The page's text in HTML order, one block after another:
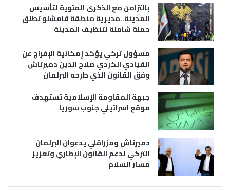
بالتزامن مع الذكرى المئوية لتأسيس
المدينة..مديرية منطقة قامشلو تطلق
حملة شاملة لتنظيف المدينة
مسؤول تركي يؤكد إمكانية الإفراج عن
القيادي الكردي صلاح الدين دميرتاش
وفق القانون الذي طرحه البرلمان
جبهة المقاومة الإسلامية تستهدف
موقع اسرائيلي جنوب سوريا
دميرتاش ومزراقلي يدعوان البرلمان
التركي لدعم القانون الإطاري وتعزيز
مسار السلام